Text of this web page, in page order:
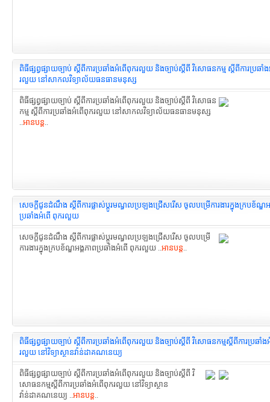
ពិធីផ្សព្វផ្សាយច្បាប់ ស្តីពីការប្រឆាំងអំពើពុករលួយ និងច្បាប់ស្តីពី វិសោធនកម្ម ស្តីពីការប្រឆាំ
រលួយ នៅសាកលវិទ្យាល័យធនធានមនុស្ស
ពិធីផ្សព្វផ្សាយច្បាប់ ស្តីពីការប្រឆាំងអំពើពុករលួយ និងច្បាប់ស្តីពី វិសោធន
កម្ម ស្តីពីការប្រឆាំងអំពើពុករលួយ នៅសាកលវិទ្យាល័យធនធានមនុស្ស
..អានបន្ត..
សេចក្ដីជូនដំណឹង ស្ដីពីការផ្លាស់ប្តូរមណ្ធលប្រឡងជ្រើសរើស ចូលបម្រើការងារក្នុងក្របខ័ណ្ឌអ
ប្រឆាំងអំពើ ពុករលួយ
សេចក្ដីជូនដំណឹង ស្ដីពីការផ្លាស់ប្តូរមណ្ធលប្រឡងជ្រើសរើស ចូលបម្រើ
ការងារក្នុងក្របខ័ណ្ឌអង្គភាពប្រឆាំងអំពើ ពុករលួយ ..អានបន្ត..
ពិធីផ្សព្វផ្សាយច្បាប់ ស្តីពីការប្រឆាំងអំពើពុករលួយ និងច្បាប់ស្តីពី វិសោធនកម្មស្តីពីការប្រឆាំ
រលួយ នៅវិទ្យាស្ថានវ៉ាន់ដាគណនេយ្យ
ពិធីផ្សព្វផ្សាយច្បាប់ ស្តីពីការប្រឆាំងអំពើពុករលួយ និងច្បាប់ស្តីពី វិ
សោធនកម្មស្តីពីការប្រឆាំងអំពើពុករលួយ នៅវិទ្យាស្ថាន
វ៉ាន់ដាគណនេយ្យ ..អានបន្ត..